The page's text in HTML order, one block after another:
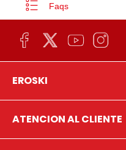
Faqs
EROSKI
ATENCION AL CLIENTE